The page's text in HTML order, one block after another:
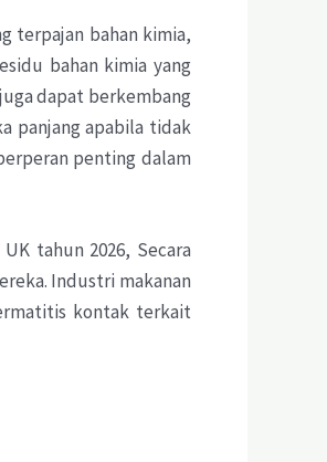
terpajan bahan kimia,
bahan kimia yang
dapat berkembang
panjang apabila tidak
penting dalam
tahun 2026, Secara
Industri makanan
kontak terkait